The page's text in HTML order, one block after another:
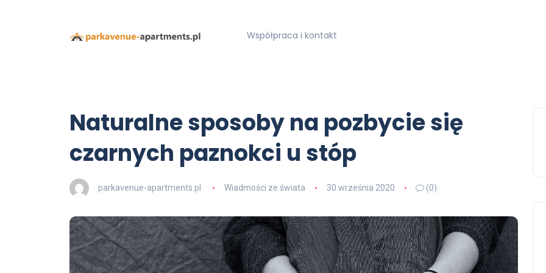
Współpraca i kontakt
Naturalne sposoby na pozbycie się
czarnych paznokci u stóp
parkavenue-apartments.pl Wiadmości ze świata 30 września 2020 (0)